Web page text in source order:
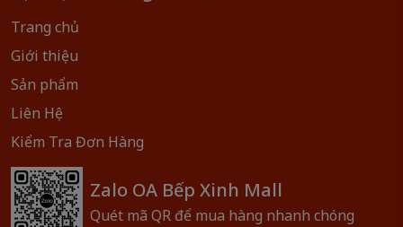
Trang chủ
Giới thiệu
Sản phẩm
Liên Hệ
Kiểm Tra Đơn Hàng
Zalo OA Bếp Xinh Mall
Quét mã QR để mua hàng nhanh chóng